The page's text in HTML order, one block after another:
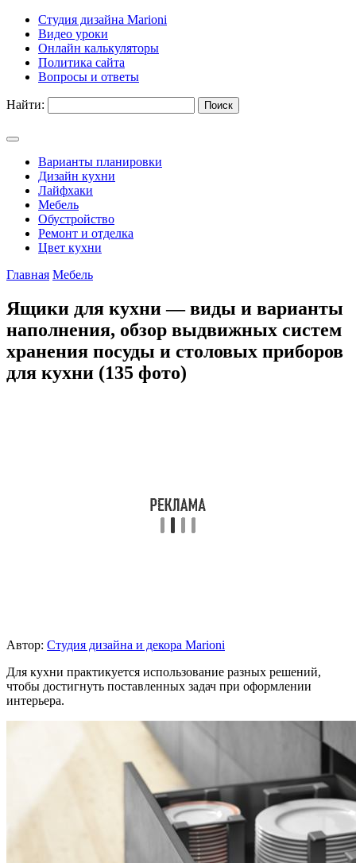
Студия дизайна Marioni
Видео уроки
Онлайн калькуляторы
Политика сайта
Вопросы и ответы
Найти:
Варианты планировки
Дизайн кухни
Лайфхаки
Мебель
Обустройство
Ремонт и отделка
Цвет кухни
Главная Мебель
Ящики для кухни — виды и варианты
наполнения, обзор выдвижных систем
хранения посуды и столовых приборов
для кухни (135 фото)
Автор: Студия дизайна и декора Marioni
Для кухни практикуется использование разных решений,
чтобы достигнуть поставленных задач при оформлении
интерьера.